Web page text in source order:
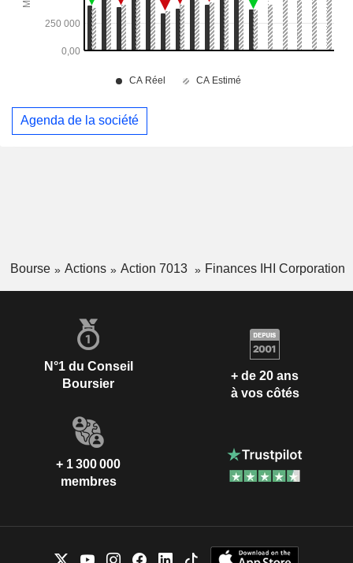
Agenda de la société
Bourse Actions Action 7013 Finances IHI Corporation
N°1 du Conseil
Boursier
+ de 20 ans
à vos côtés
+ 1 300 000
membres